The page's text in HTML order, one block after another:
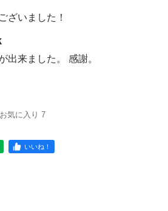
ざいました！
出来ました。 感謝。
お気に入り 7
いいね！